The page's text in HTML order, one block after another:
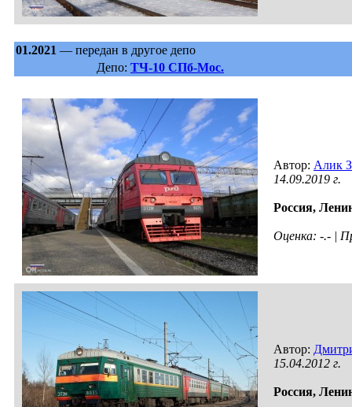
01.2021 — передан в другое депо
Депо: ТЧ-10 СПб-Мос.
Автор: Алик
14.09.2019 г.
Россия,
Оценка: -.- |
Автор:
15.04.2012 г.
Россия,